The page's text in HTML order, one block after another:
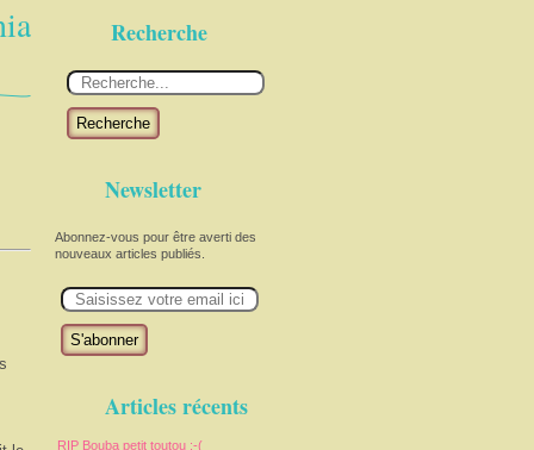
Recherche
Recherche
Newsletter
Abonnez-vous pour être averti des
nouveaux articles publiés.
m
Articles récents
RIP Bouba petit toutou :-(